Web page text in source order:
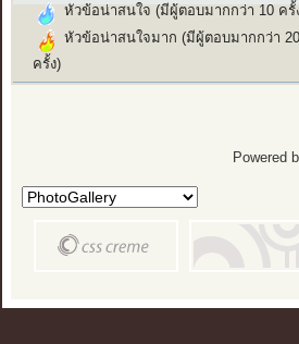
หัวข้อน่าสนใจ (มีผู้ตอบมากกว่า 10 ครั้
หัวข้อน่าสนใจมาก (มีผู้ตอบมากกว่า 20
ครั้ง)
Powered